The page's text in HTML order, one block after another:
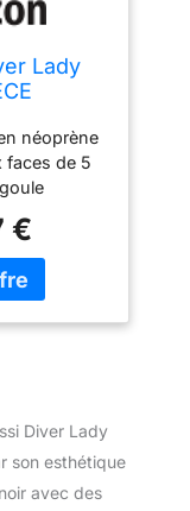
Lady
néoprène
faces de 5
le devant
faciliter
visage de
qui limite
et
€
Diver Lady
son esthétique
avec des